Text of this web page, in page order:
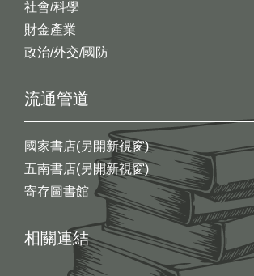
社會/科學
財金產業
政治/外交/國防
流通管道
國家書店(另開新視窗)
五南書店(另開新視窗)
寄存圖書館
相關連結